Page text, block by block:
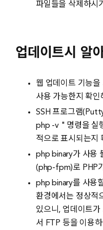
파일들을 삭제하시
업데이트시 알
웹 업데이트 기능
사용 가능한지 확인
SSH 프로그램
php -v " 명령을 실
적으로 표시되는지
php binary가 사용
(php-fpm)로 PHP
php binary를 사용
환경에서는 정상적
있으니, 업데이트가
서 FTP 등을 이용